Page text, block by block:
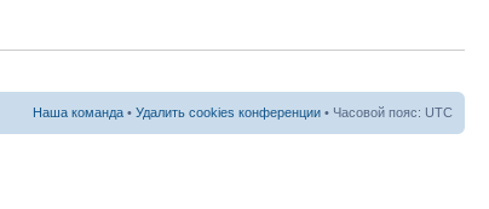
Наша команда • Удалить cookies конференции • Часовой пояс: UTC